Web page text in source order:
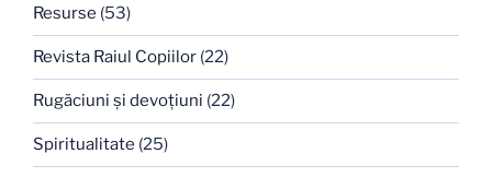
Resurse (53)
Revista Raiul Copiilor (22)
Rugăciuni şi devoţiuni (22)
Spiritualitate (25)